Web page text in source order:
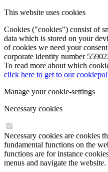
This website uses cookies
Cookies ("cookies") consist of
data which is stored on your
of cookies we need your
corporate identity number
To read more about which
click here to get to our
Manage your cookie-settings
Necessary cookies
Necessary cookies are cookies
fundamental functions on the
functions are for instance
menus and navigate the website.